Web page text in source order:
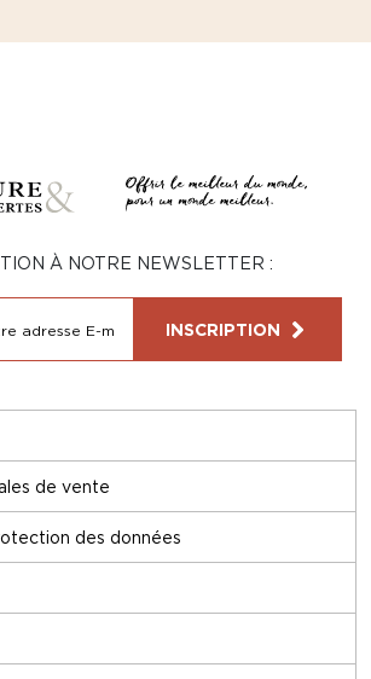
de vente
des données
À NOTRE NEWSLETTER :
INSCRIPTION